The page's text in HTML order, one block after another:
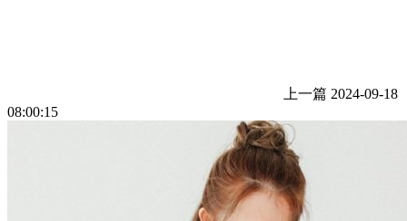
上一篇 2024-09-18
08:00:15